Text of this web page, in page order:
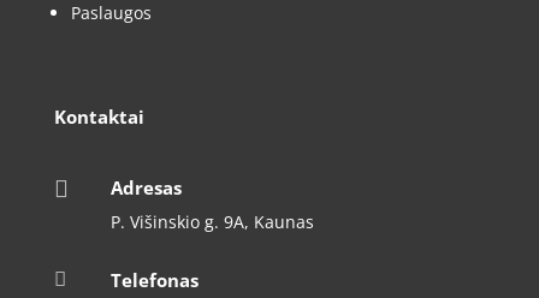
Paslaugos
Kontaktai
 Adresas
P. Višinskio g. 9A, Kaunas
 Telefonas